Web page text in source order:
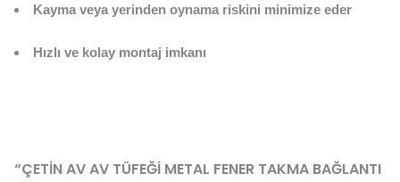
Kayma veya yerinden oynama riskini minimize eder
Hızlı ve kolay montaj imkanı
“ÇETIN AV AV TÜFEĞI METAL FENER TAKMA BAĞLANTI